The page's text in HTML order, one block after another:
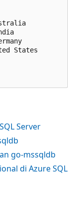
States
Server
go-mssqldb
di Azure SQL